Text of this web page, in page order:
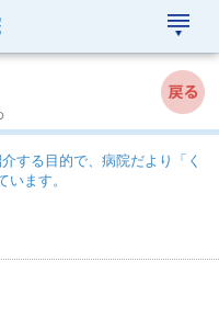
する目的で、病院だより「く
います。